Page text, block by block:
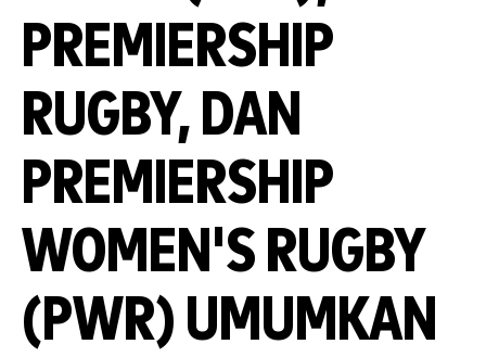
PREMIERSHIP
RUGBY, DAN
PREMIERSHIP
WOMEN'S RUGBY
(PWR) UMUMKAN